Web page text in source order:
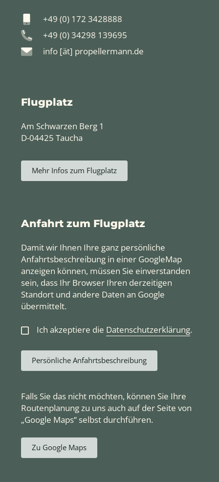
+49 (0) 172 3428888
+49 (0) 34298 139695
info [ät] propellermann.de
Anfahrt zum Flugplatz
Damit wir Ihnen Ihre ganz persönliche
Anfahrtsbeschreibung in einer GoogleMap
anzeigen können, müssen Sie einverstanden
sein, dass Ihr Browser Ihren derzeitigen
Standort und andere Daten an Google
übermittelt.
Ich akzeptiere die Datenschutzerklärung.
Persönliche Anfahrtsbeschreibung
Falls Sie das nicht möchten, können Sie Ihre
Routenplanung zu uns auch auf der Seite von
„Google Maps“ selbst durchführen.
Zu Google Maps
Flugplatz
Am Schwarzen Berg 1
D-04425 Taucha
Mehr Infos zum Flugplatz